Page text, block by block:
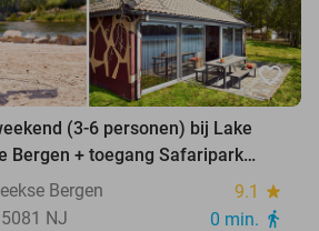
favorite_border
(3-6 personen) bij Lake
Bergen + toegang Safaripark
Bergen 9.1 star
NJ 0 min. directions_walk